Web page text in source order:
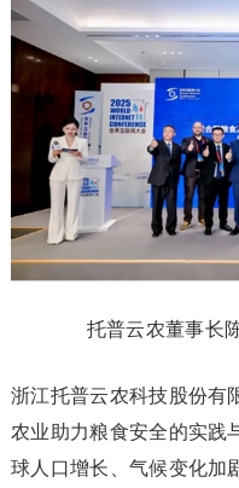
托普云农董事长
浙江托普云农科技股份有
农业助力粮食安全的实践
球人口增长、气候变化加